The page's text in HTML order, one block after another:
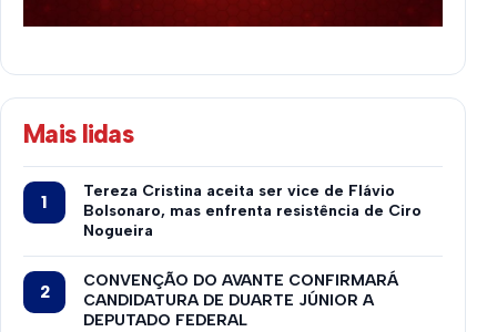
Mais lidas
Tereza Cristina aceita ser vice de Flávio
Bolsonaro, mas enfrenta resistência de Ciro
Nogueira
CONVENÇÃO DO AVANTE CONFIRMARÁ
CANDIDATURA DE DUARTE JÚNIOR A
DEPUTADO FEDERAL